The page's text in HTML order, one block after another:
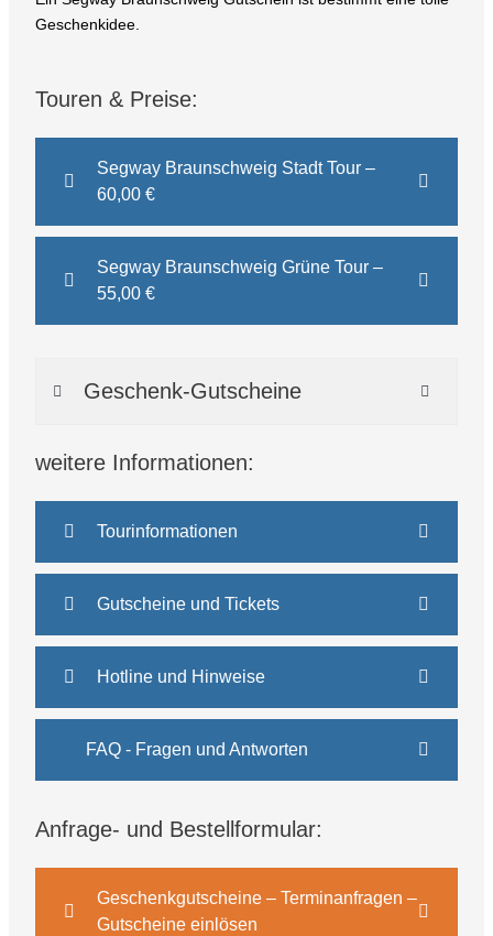
Geschenkidee.
Touren & Preise:
Segway Braunschweig Stadt Tour –
60,00 €
Segway Braunschweig Grüne Tour –
55,00 €
Geschenk-Gutscheine
weitere Informationen:
Tourinformationen
Gutscheine und Tickets
Hotline und Hinweise
FAQ - Fragen und Antworten
Anfrage- und Bestellformular:
Geschenkgutscheine – Terminanfragen –
Gutscheine einlösen